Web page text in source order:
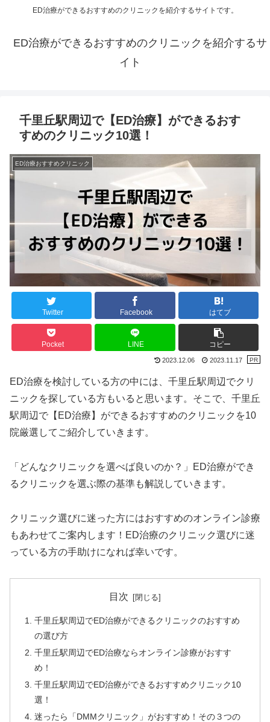
ED治療ができるおすすめのクリニックを紹介するサイトです。
ED治療ができるおすすめのクリニックを紹介するサ
イト
千里丘駅周辺で【ED治療】ができるおす
すめのクリニック10選！
ED治療おすすめクリニック
Twitter Facebook はてブ
Pocket LINE コピー
2023.12.06 2023.11.17
ED治療を検討している方の中には、千里丘駅周辺でクリ
ニックを探している方もいると思います。そこで、千里丘
駅周辺で【ED治療】ができるおすすめのクリニックを10
院厳選してご紹介していきます。
「どんなクリニックを選べば良いのか？」ED治療ができ
るクリニックを選ぶ際の基準も解説していきます。
クリニック選びに迷った方にはおすすめのオンライン診療
もあわせてご案内します！ED治療のクリニック選びに迷
っている方の手助けになれば幸いです。
目次
千里丘駅周辺でED治療ができるクリニックのおすすめ
の選び方
千里丘駅周辺でED治療ならオンライン診療がおすす
め！
千里丘駅周辺でED治療ができるおすすめクリニック10
選！
迷ったら「DMMクリニック」がおすすめ！その３つの